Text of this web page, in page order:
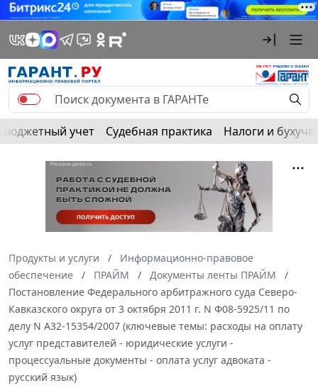
Бюджетный учет Судебная практика Налоги и
Продукты и услуги
Информационно-правовое
обеспечение
ПРАЙМ
Документы ленты ПРАЙМ
Постановление Федерального арбитражного суда Северо-
Кавказского округа от 3 октября 2011 г. N Ф08-5925/11 по
делу N А32-15354/2007 (ключевые темы: расходы на оплату
услуг представителей - юридические услуги -
процессуальные документы - оплата услуг адвоката -
русский язык)